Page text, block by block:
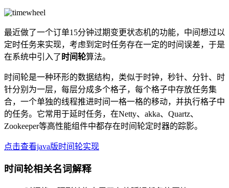
最近做了一个订单15分钟过期变更状态机的功能，中间想过以
定时任务来实现，考虑到定时任务存在一定的时间误差，于是
在系统中引入了 时间轮算法。
时间轮是一种环形的数据结构，类似于时钟，秒针、分针、时
针分别为一层，每层分成多个格子，每个格子中存放任务集
合，一个单独的线程推进时间一格一格的移动，并执行格子中
的任务。它常用于延时任务，在Netty、akka、Quartz、
Zookeeper等高性能组件中都存在时间轮定时器的踪影。
点击查看java版时间轮实现
时间轮相关名词解释